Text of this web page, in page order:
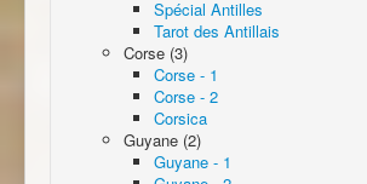
Spécial Antilles
Tarot des Antillais
Corse (3)
Corse - 1
Corse - 2
Corsica
Guyane (2)
Guyane - 1